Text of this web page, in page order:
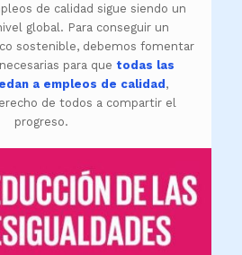
de calidad sigue siendo un
global. Para conseguir un
sostenible, debemos fomentar
para que todas las
a empleos de calidad ,
de todos a compartir el
progreso.